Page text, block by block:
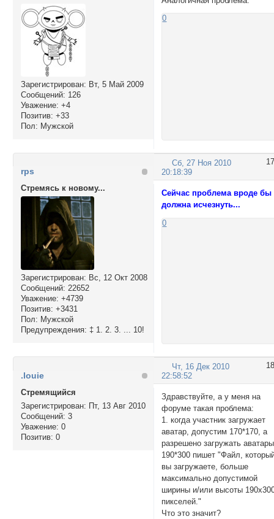
Зарегистрирован: Вт, 5 Май 2009
Сообщений: 126
Уважение: +4
Позитив: +33
Пол: Мужской
0
17
Сб, 27 Ноя 2010
20:18:39
rps
Стремясь к новому...
Зарегистрирован: Вс, 12 Окт 2008
Сообщений: 22652
Уважение: +4739
Позитив: +3431
Пол: Мужской
Предупреждения: ‡ 1. 2. 3. ... 10!
Сейчас проблема вроде бы
должна исчезнуть...
0
18
Чт, 16 Дек 2010
22:58:52
.louie
Стремящийся
Зарегистрирован: Пт, 13 Авг 2010
Сообщений: 3
Уважение: 0
Позитив: 0
Здравствуйте, а у меня на
форуме такая проблема:
1. когда участник загружает
аватар, допустим 170*170, а
разрешено загружать аватары
190*300 пишет "Файл,
вы загружаете, больше
максимально допустимой
ширины и/или высоты
пикселей."
Что это значит?